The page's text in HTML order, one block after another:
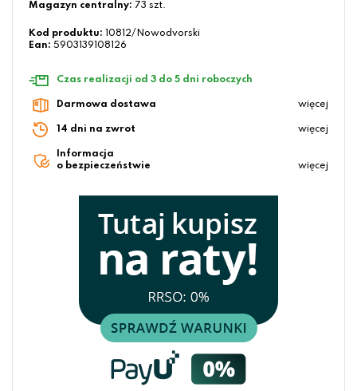
Magazyn centralny: 73 szt.
Kod produktu:
10812/Nowodvorski
Ean: 5903139108126
Czas realizacji od 3 do 5 dni roboczych
Darmowa dostawa więcej
14 dni na zwrot więcej
Informacja
o bezpieczeństwie
więcej